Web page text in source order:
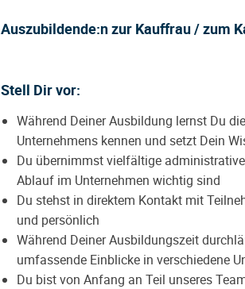
Auszubildende:n zur Kauffrau / zum
Stell Dir vor:
Während Deiner Ausbildung lernst Du
Unternehmens kennen und setzt Dein
Du übernimmst vielfältige
Ablauf im Unternehmen wichtig sind
Du stehst in direktem Kontakt mit
und persönlich
Während Deiner Ausbildungszeit
umfassende Einblicke in verschiedene
Du bist von Anfang an Teil unseres